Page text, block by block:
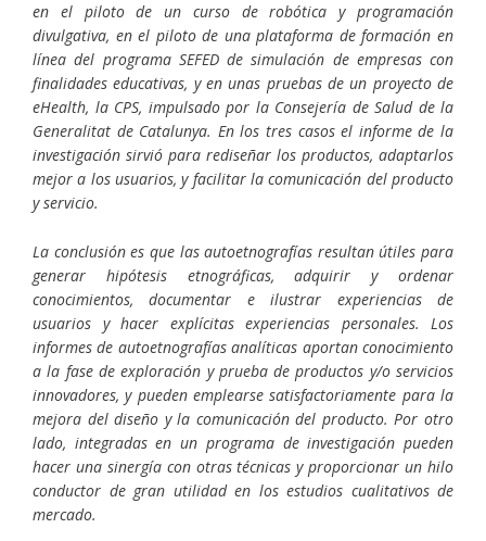
en el piloto de un curso de robótica y programación
divulgativa, en el piloto de una plataforma de formación en
línea del programa SEFED de simulación de empresas con
finalidades educativas, y en unas pruebas de un proyecto de
eHealth, la CPS, impulsado por la Consejería de Salud de la
Generalitat de Catalunya. En los tres casos el informe de la
investigación sirvió para rediseñar los productos, adaptarlos
mejor a los usuarios, y facilitar la comunicación del producto
y servicio.
La conclusión es que las autoetnografías resultan útiles para
generar hipótesis etnográficas, adquirir y ordenar
conocimientos, documentar e ilustrar experiencias de
usuarios y hacer explícitas experiencias personales. Los
informes de autoetnografías analíticas aportan conocimiento
a la fase de exploración y prueba de productos y/o servicios
innovadores, y pueden emplearse satisfactoriamente para la
mejora del diseño y la comunicación del producto. Por otro
lado, integradas en un programa de investigación pueden
hacer una sinergía con otras técnicas y proporcionar un hilo
conductor de gran utilidad en los estudios cualitativos de
mercado.